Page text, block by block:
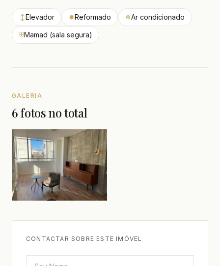
↕Elevador ✹Reformado ❄Ar condicionado
⛨Mamad (sala segura)
GALERIA
6 fotos no total
CONTACTAR SOBRE ESTE IMÓVEL